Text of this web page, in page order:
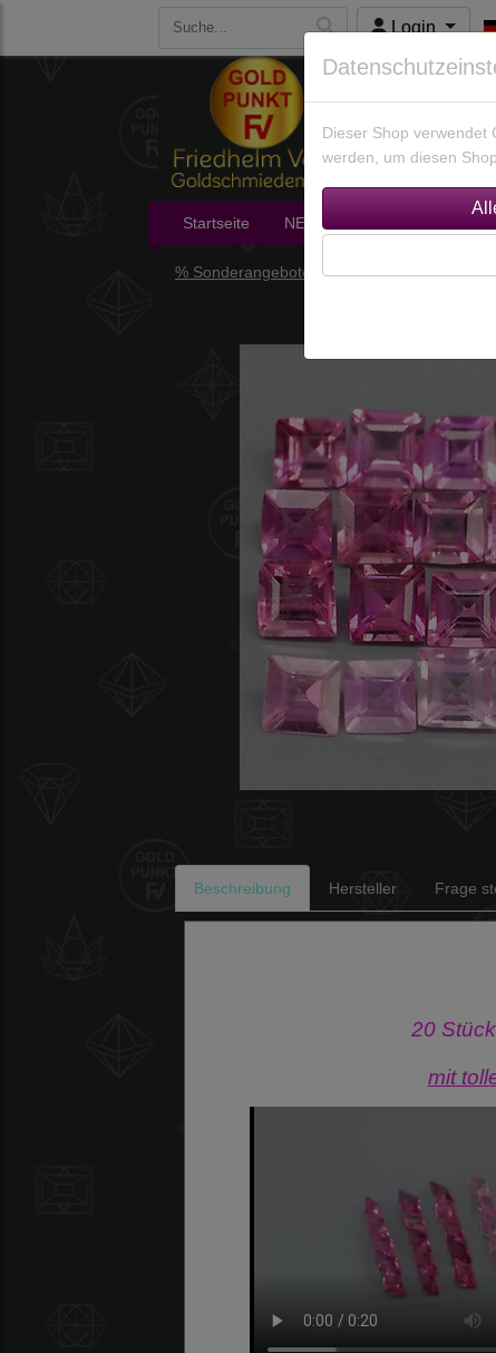
Login
Startseite NEU im Shop
% Sonderangebote %
Beschreibung Hersteller Frage
20
mit
Dieser Shop verwendet
werden, um diesen